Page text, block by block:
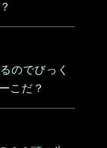
のでびっく
こだ？